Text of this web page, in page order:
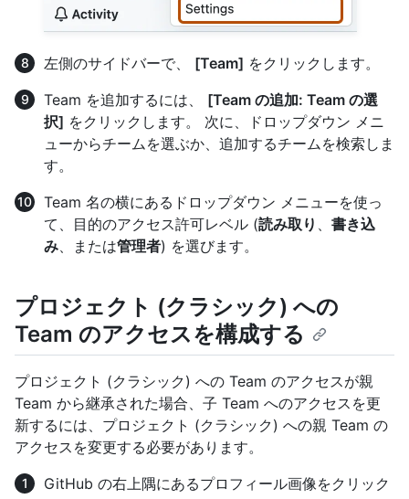
左側のサイドバーで、 [Team] をクリックします。
Team を追加するには、 [Team の追加: Team の選
択] をクリックします。 次に、ドロップダウン メニ
ューからチームを選ぶか、追加するチームを検索しま
す。
Team 名の横にあるドロップダウン メニューを使っ
て、目的のアクセス許可レベル (読み取り 、 書き込
み、または管理者) を選びます。
プロジェクト (クラシック) への
Team のアクセスを構成する
プロジェクト (クラシック) への Team のアクセスが親
Team から継承された場合、子 Team へのアクセスを更
新するには、プロジェクト (クラシック) への親 Team の
アクセスを変更する必要があります。
GitHub の右上隅にあるプロフィール画像をクリック